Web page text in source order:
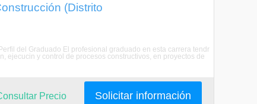
(Distrito
del Graduado El profesional graduado en esta carrera tendr
ejecucin y control de procesos constructivos, en proyectos de
Solicitar información
Precio